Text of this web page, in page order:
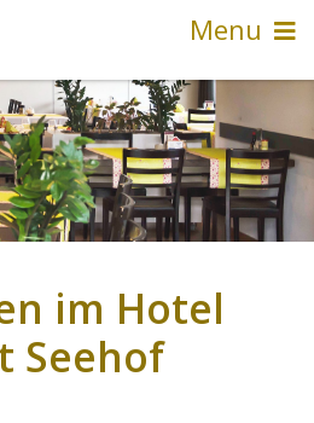
Menu
im Hotel
Seehof